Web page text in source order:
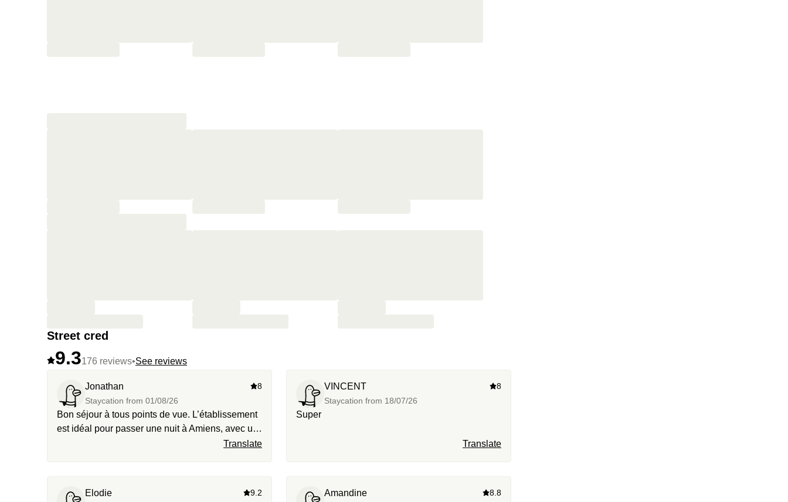
Street cred
9.3176 reviews•See reviews
Jonathan
Staycation from 01/08/26
8
Bon séjour à tous points de vue. L’établissement
est idéal pour passer une nuit à Amiens, avec un
emplacement pratique à proximité du centre-ville.
Translate
VINCENT
Staycation from 18/07/26
8
Super
Translate
Elodie 9.2 Amandine 8.8